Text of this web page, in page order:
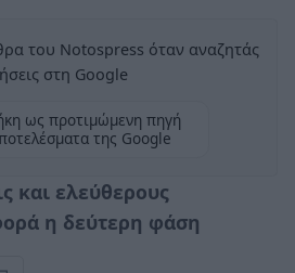
του Notospress όταν αναζητάς
στη Google
ως προτιμώμενη πηγή
της Google
και ελεύθερους
η δεύτερη φάση